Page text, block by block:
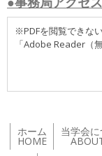
※PDFを閲覧できな
「Adobe Reader（
ホーム
HOME
当学会